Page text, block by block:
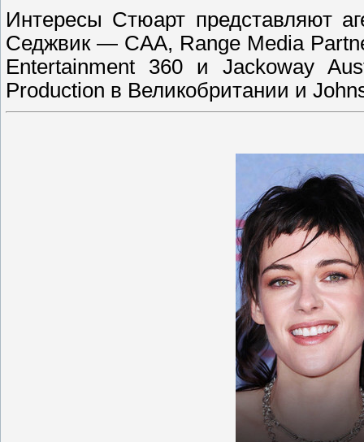
Интересы Стюарт представляют
Седжвик — CAA, Range Media
Entertainment 360 и Jackoway
Production в Великобритании и